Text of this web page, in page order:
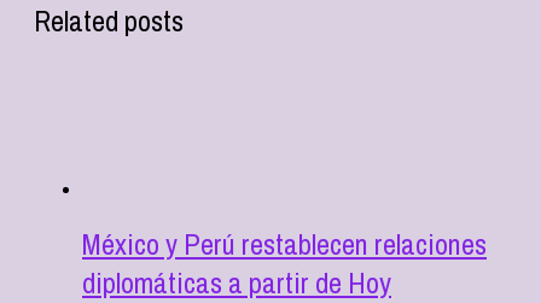
Related posts
México y Perú restablecen relaciones
diplomáticas a partir de Hoy